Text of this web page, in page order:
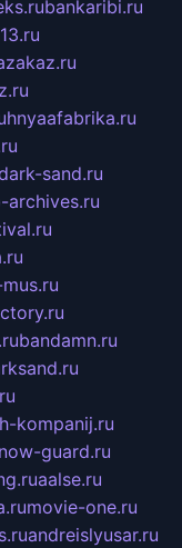
bankaribi.ru
sand.ru
archives.ru
mus.ru
bandamn.ru
kompanij.ru
guard.ru
aalse.ru
movie-one.ru
andreislyusar.ru